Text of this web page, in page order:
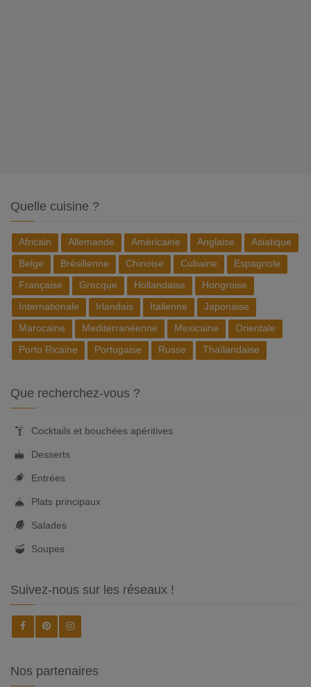
Quelle cuisine ?
Africain Allemande Américaine Anglaise
Asiatique
Belge
Brésilienne Chinoise Cubaine
Espagnole
Française
Grecque Hollandaise
Hongroise
Internationale
Irlandais Italienne
Japonaise
Marocaine
Mediterranéenne Mexicaine
Orientale
Porto Ricaine
Portugaise Russe Thaïlandaise
Que recherchez-vous ?
Cocktails et bouchées apéritives
Desserts
Entrées
Plats principaux
Salades
Soupes
Suivez-nous sur les réseaux !
Nos partenaires